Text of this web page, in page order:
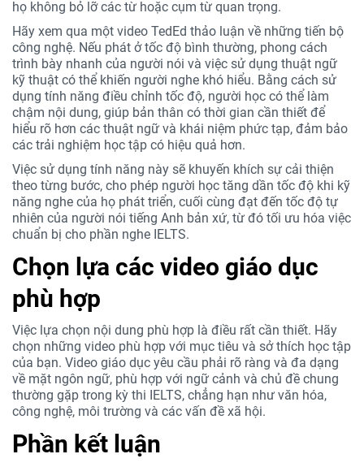
họ không bỏ lỡ các từ hoặc cụm từ quan trọng.
Hãy xem qua một video TedEd thảo luận về những tiến bộ
công nghệ. Nếu phát ở tốc độ bình thường, phong cách
trình bày nhanh của người nói và việc sử dụng thuật ngữ
kỹ thuật có thể khiến người nghe khó hiểu. Bằng cách sử
dụng tính năng điều chỉnh tốc độ, người học có thể làm
chậm nội dung, giúp bản thân có thời gian cần thiết để
hiểu rõ hơn các thuật ngữ và khái niệm phức tạp, đảm bảo
các trải nghiệm học tập có hiệu quả hơn.
Việc sử dụng tính năng này sẽ khuyến khích sự cải thiện
theo từng bước, cho phép người học tăng dần tốc độ khi kỹ
năng nghe của họ phát triển, cuối cùng đạt đến tốc độ tự
nhiên của người nói tiếng Anh bản xứ, từ đó tối ưu hóa việc
chuẩn bị cho phần nghe IELTS.
Chọn lựa các video giáo dục
phù hợp
Việc lựa chọn nội dung phù hợp là điều rất cần thiết. Hãy
chọn những video phù hợp với mục tiêu và sở thích học tập
của bạn. Video giáo dục yêu cầu phải rõ ràng và đa dạng
về mặt ngôn ngữ, phù hợp với ngữ cảnh và chủ đề chung
thường gặp trong kỳ thi IELTS, chẳng hạn như văn hóa,
công nghệ, môi trường và các vấn đề xã hội.
Phần kết luận